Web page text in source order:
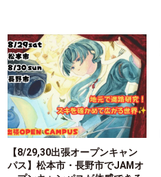
【8/29,30出張オープンキャン
パス】松本市・長野市でJAMオ